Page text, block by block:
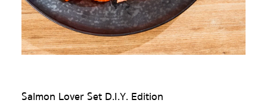
Salmon Lover Set D.I.Y. Edition